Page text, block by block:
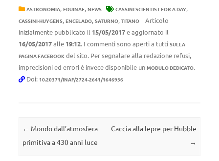
ASTRONOMIA, EDUINAF, NEWS CASSINI SCIENTIST FOR A DAY,
CASSINI-HUYGENS, ENCELADO, SATURNO, TITANO
Articolo
inizialmente pubblicato il 15/05/2017e aggiornato il
16/05/2017alle 19:12. I commenti sono aperti a tutti SULLA
PAGINA FACEBOOK del sito. Per segnalare alla redazione refusi,
imprecisioni ed errori è invece disponibile un MODULO DEDICATO.
Doi: 10.20371/INAF/2724-2641/1646956
Navigazione articolo
← Mondo dall’atmosfera
primitiva a 430 anni luce
Caccia alla lepre per Hubble
→